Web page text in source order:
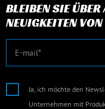
BLEIBEN SIE ÜBER
NEUIGKEITEN
E-Mail
Ja, ich möchte den
Unternehmen mit